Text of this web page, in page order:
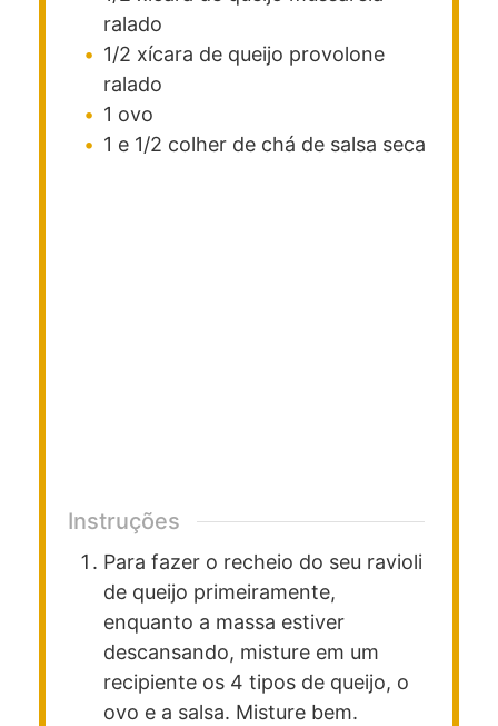
ralado
1/2 xícara de queijo provolone
ralado
1 ovo
1 e 1/2 colher de chá de salsa seca
Instruções
Para fazer o recheio do seu ravioli
de queijo primeiramente,
enquanto a massa estiver
descansando, misture em um
recipiente os 4 tipos de queijo, o
ovo e a salsa. Misture bem.